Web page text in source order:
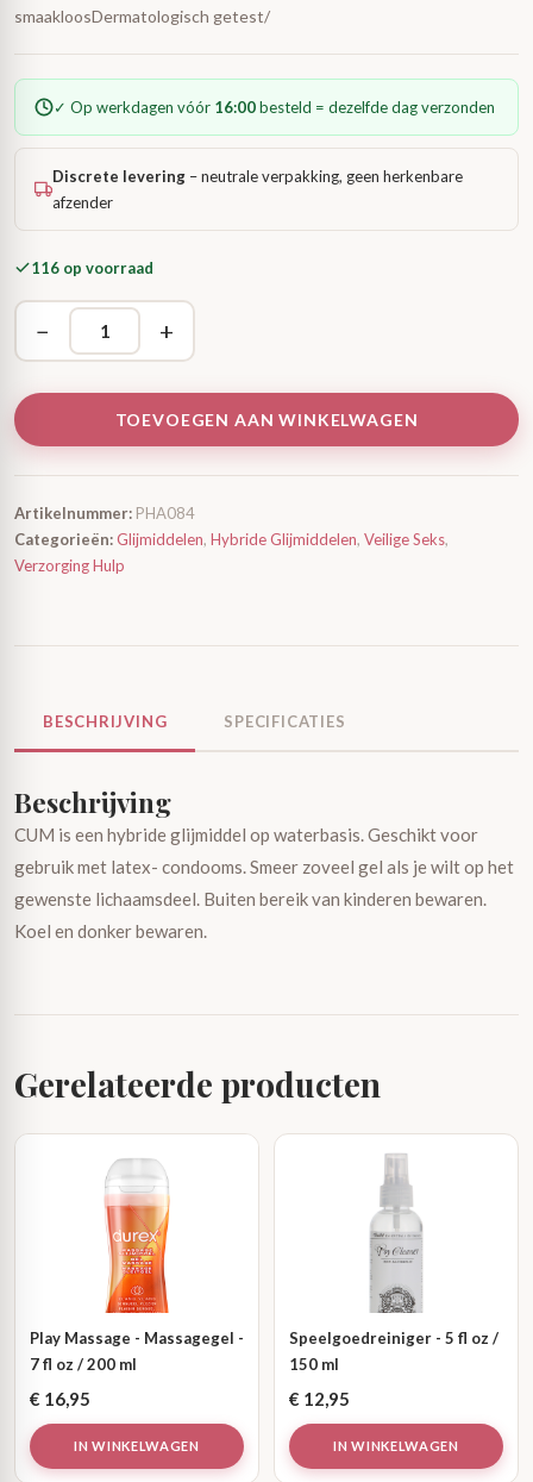
smaakloosDermatologisch getest/
✓ Op werkdagen vóór 16:00besteld = dezelfde dag verzonden
Discrete levering – neutrale verpakking, geen herkenbare
afzender
116 op voorraad
− +
TOEVOEGEN AAN WINKELWAGEN
Artikelnummer: PHA084
Categorieën:Glijmiddelen, Hybride Glijmiddelen, Veilige Seks,
Verzorging Hulp
BESCHRIJVING SPECIFICATIES
Beschrijving
CUM is een hybride glijmiddel op waterbasis. Geschikt voor
gebruik met latex- condooms. Smeer zoveel gel als je wilt op het
gewenste lichaamsdeel. Buiten bereik van kinderen bewaren.
Koel en donker bewaren.
Gerelateerde producten
Play Massage - Massagegel -
7 fl oz / 200 ml
€ 16,95
IN WINKELWAGEN
Speelgoedreiniger - 5 fl oz /
150 ml
€ 12,95
IN WINKELWAGEN